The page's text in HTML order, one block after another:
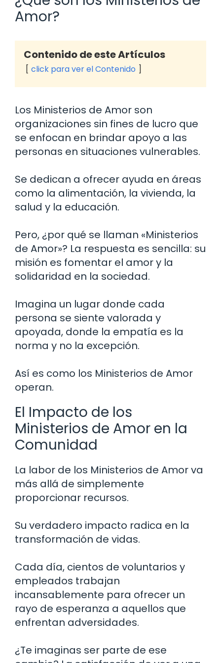
Amor?
Contenido de este Artículos
click para ver el Contenido
Los Ministerios de Amor son
organizaciones sin fines de lucro que
se enfocan en brindar apoyo a las
personas en situaciones vulnerables.
Se dedican a ofrecer ayuda en áreas
como la alimentación, la vivienda, la
salud y la educación.
Pero, ¿por qué se llaman «Ministerios
de Amor»? La respuesta es sencilla: su
misión es fomentar el amor y la
solidaridad en la sociedad.
Imagina un lugar donde cada
persona se siente valorada y
apoyada, donde la empatía es la
norma y no la excepción.
Así es como los Ministerios de Amor
operan.
El Impacto de los
Ministerios de Amor en la
Comunidad
La labor de los Ministerios de Amor va
más allá de simplemente
proporcionar recursos.
Su verdadero impacto radica en la
transformación de vidas.
Cada día, cientos de voluntarios y
empleados trabajan
incansablemente para ofrecer un
rayo de esperanza a aquellos que
enfrentan adversidades.
¿Te imaginas ser parte de ese